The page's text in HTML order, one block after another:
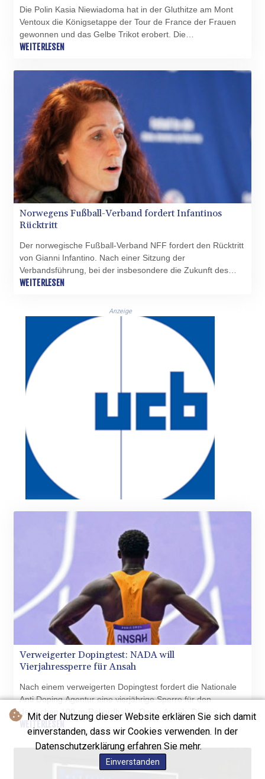
Mit der Nutzung dieser Website erklären Sie sich damit
einverstanden, dass wir Cookies verwenden. In der
Datenschutzerklärung erfahren Sie mehr.
Einverstanden
Die Polin Kasia Niewiadoma hat in der Gluthitze am Mont
Ventoux die Königsetappe der Tour de France der Frauen
gewonnen und das Gelbe Trikot erobert. Die
Gesamtsiegerin von 2024 kam am kahlen Gipfel im Herzen
Minuten) und der zuvor führenden Marlen Reusser (+1:46)
ins Ziel und steht vor ihrem zweiten Gesamtsieg. Die
Rosenheimerin Antonia Niedermaier überzeugte als
Sechste erneut und behält nach sieben von neun Tagen das
Weiße Trikot.
WEITERLESEN
Norwegens Fußball-Verband fordert Infantinos
Rücktritt
Der norwegische Fußball-Verband NFF fordert den Rücktritt
von Gianni Infantino. Nach einer Sitzung der
Verbandsführung, bei der insbesondere die Zukunft des
umstrittenen FIFA-Chefs erörtert wurde, sagte die NFF-
werden den FIFA-Präsidenten jetzt zum Rücktritt
WEITERLESEN
Anzeige
Verweigerter Dopingtest: NADA will
Vierjahressperre für Ansah
Nach einem verweigerten Dopingtest fordert die Nationale
Anti Doping Agentur eine vierjährige Sperre für den
deutschen 100-m-Rekordhalter Owen Ansah. Diesen
Sanktionsvorschlag teilte die NADA am Freitag mit. Wird er
akzeptiert, reduziert sich die Dauer automatisch auf drei
Jahre.